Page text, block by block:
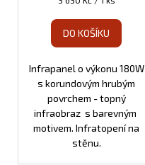
DO KOŠÍKU
Infrapanel o výkonu 180W
s korundovým hrubým
povrchem - topný
infraobraz s barevným
motivem. Infratopení na
stěnu.